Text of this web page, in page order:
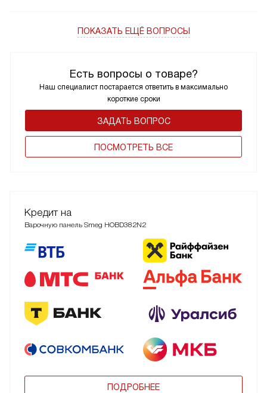
Есть вопросы о товаре?
Наш специалист постарается ответить в максимально
короткие сроки
ЗАДАТЬ ВОПРОС
ПОCМОТРЕТЬ ВСЕ
ПОКАЗАТЬ ЕЩЁ ВОПРОСЫ
Кредит на
Варочную панель Smeg HOBD382N2
ПОДРОБНЕЕ